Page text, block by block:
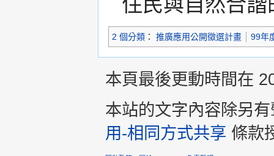
2 個分類 ： 推廣應用公開徵選計畫 99年
本頁最後更動時間在
本站的文字內容除另
用-相同方式共享 條款